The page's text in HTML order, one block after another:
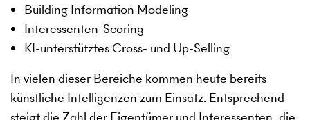
Building Information Modeling
Interessenten-Scoring
KI-unterstütztes Cross- und Up-Selling
In vielen dieser Bereiche kommen heute bereits
künstliche Intelligenzen zum Einsatz. Entsprechend